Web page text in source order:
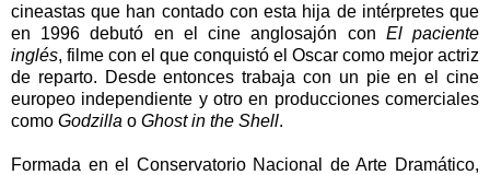
cineastas que han contado con esta hija de intérpretes que
en 1996 debutó en el cine anglosajón con El paciente
inglés, filme con el que conquistó el Oscar como mejor actriz
de reparto. Desde entonces trabaja con un pie en el cine
europeo independiente y otro en producciones comerciales
como Godzilla o Ghost in the Shell.
Formada en el Conservatorio Nacional de Arte Dramático,